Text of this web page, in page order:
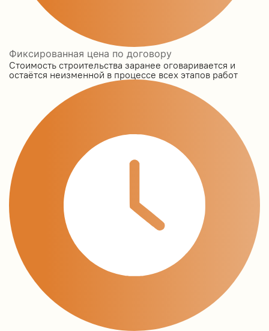
Фиксированная цена по договору
Стоимость строительства заранее оговаривается и
остаётся неизменной в процессе всех этапов работ